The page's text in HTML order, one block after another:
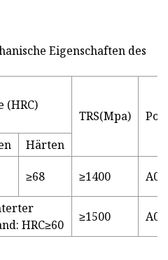
Eigenschaften des
(HRC)
TRS(Mpa)
Härten
≥68 ≥1400
HRC≥60
≥1500